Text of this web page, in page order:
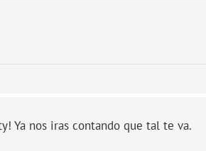
Ya nos iras contando que tal te va.